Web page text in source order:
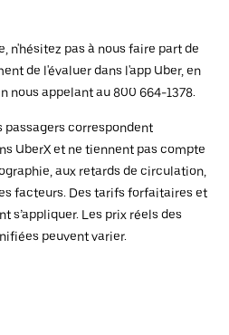
n'hésitez pas à nous faire part de
de l'évaluer dans l'app Uber, en
nous appelant au 800 664-1378.
correspondent
UberX et ne tiennent pas compte
aux retards de circulation,
facteurs. Des tarifs forfaitaires et
s’appliquer. Les prix réels des
peuvent varier.